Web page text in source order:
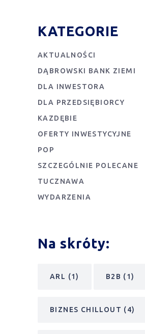
KATEGORIE
AKTUALNOŚCI
DĄBROWSKI BANK ZIEMI
DLA INWESTORA
DLA PRZEDSIĘBIORCY
KAZDĘBIE
OFERTY INWESTYCYJNE
POP
SZCZEGÓLNIE POLECANE
TUCZNAWA
WYDARZENIA
Na skróty:
ARL (1) B2B (1)
BIZNES CHILLOUT (4)